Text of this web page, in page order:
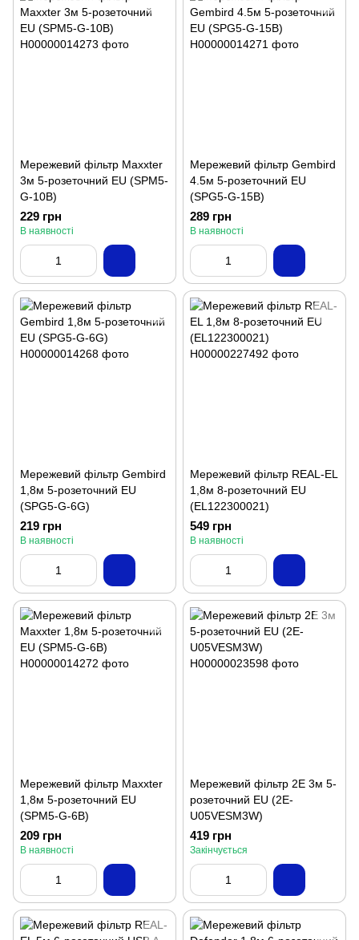
Мережевий фільтр Maxxter
3м 5-розеточний EU (SPM5-
G-10B)
229 грн
В наявності
Мережевий фільтр Gembird
4.5м 5-розеточний EU
(SPG5-G-15B)
289 грн
В наявності
Мережевий фільтр Gembird
1,8м 5-розеточний EU
(SPG5-G-6G)
219 грн
В наявності
Мережевий фільтр REAL-EL
1,8м 8-розеточний EU
(EL122300021)
549 грн
В наявності
Мережевий фільтр Maxxter
1,8м 5-розеточний EU
(SPM5-G-6B)
209 грн
В наявності
Мережевий фільтр 2E 3м 5-
розеточний EU (2E-
U05VESM3W)
419 грн
Закінчується